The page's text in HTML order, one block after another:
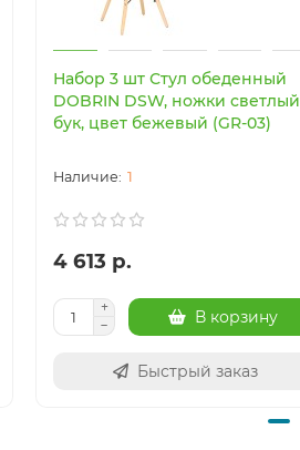
Набор 3 шт Стул обеденный
DOBRIN DSW, ножки светлый
бук, цвет бежевый (GR-03)
1
4 613 р.
В корзину
Быстрый заказ